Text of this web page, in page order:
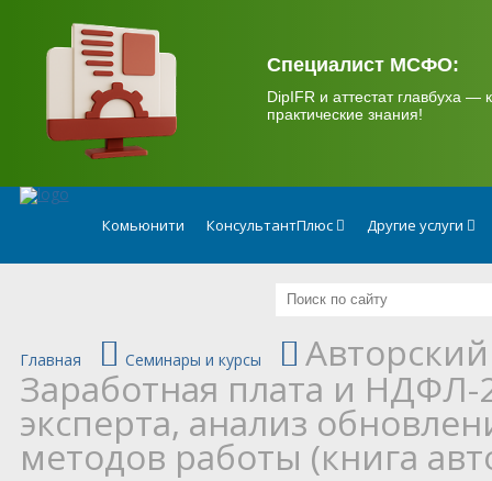
Специалист МСФО:
DipIFR и аттестат главбуха —
практические знания!
Комьюнити КонсультантПлюс Другие услуги
Главная Семинары и курсы
Заработная плата и
эксперта, анализ
методов работы (книга